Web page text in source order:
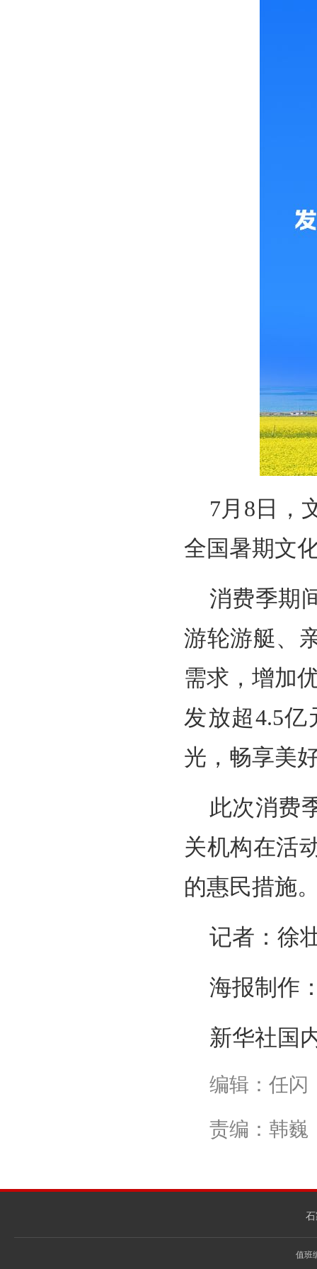
7月8日，
全国暑期文
消费季期
游轮游艇、
需求，增加
发放超4.5
光，畅享美
此次消费
关机构在活
的惠民措施
记者：徐
海报制作
新华社国
编辑：任闪
责编：韩巍
值班